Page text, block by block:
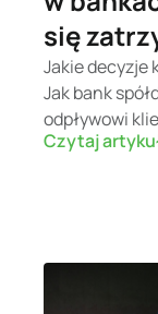
się
Jakie decyzje
Jak bank
odpływowi
Czytaj